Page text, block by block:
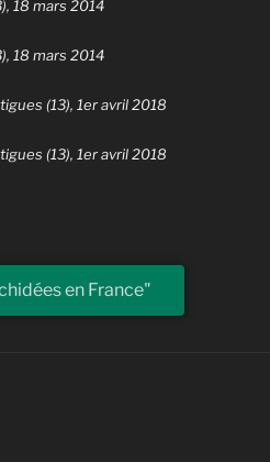
18 mars 2014
18 mars 2014
(13), 1er avril 2018
(13), 1er avril 2018
en France"